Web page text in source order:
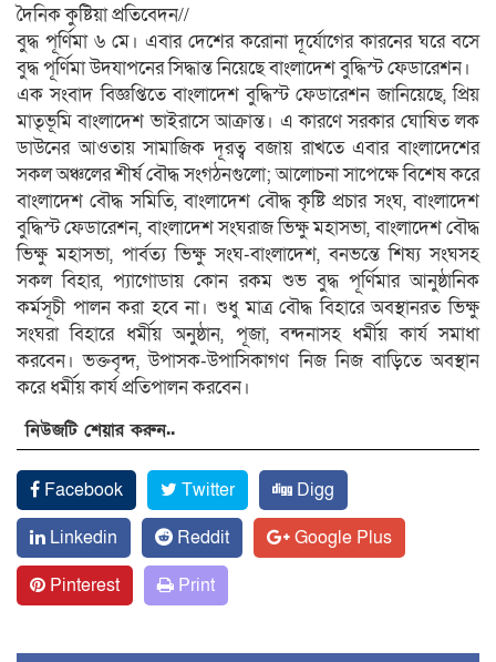
দৈনিক কুষ্টিয়া প্রতিবেদন//
বুদ্ধ পূর্ণিমা ৬ মে। এবার দেশের করোনা দূর্যোগের কারনের ঘরে বসে
বুদ্ধ পূর্ণিমা উদযাপনের ‍সিদ্ধান্ত নিয়েছে বাংলাদেশ বুদ্ধিস্ট ফেডারেশন।
এক সংবাদ বিজ্ঞপ্তিতে বাংলাদেশ বুদ্ধিস্ট ফেডারেশন জানিয়েছে, প্রিয়
মাতৃভূমি বাংলাদেশ ভাইরাসে আক্রান্ত। এ কারণে সরকার ঘোষিত লক
ডাউনের আওতায় সামাজিক দূরত্ব বজায় রাখতে এবার বাংলাদেশের
সকল অঞ্চলের শীর্ষ বৌদ্ধ সংগঠনগুলো; আলোচনা সাপেক্ষে বিশেষ করে
বাংলাদেশ বৌদ্ধ সমিতি, বাংলাদেশ বৌদ্ধ কৃষ্টি প্রচার সংঘ, বাংলাদেশ
বুদ্ধিস্ট ফেডারেশন, বাংলাদেশ সংঘরাজ ভিক্ষু মহাসভা, বাংলাদেশ বৌদ্ধ
ভিক্ষু মহাসভা, পার্বত্য ভিক্ষু সংঘ-বাংলাদেশ, বনভন্তে শিষ্য সংঘসহ
সকল বিহার, প্যাগোডায় কোন রকম শুভ বুদ্ধ পূর্ণিমার আনুষ্ঠানিক
কর্মসূচী পালন করা হবে না। শুধু মাত্র বৌদ্ধ বিহারে অবস্থানরত ভিক্ষু
সংঘরা বিহারে ধর্মীয় অনুষ্ঠান, পূজা, বন্দনাসহ ধর্মীয় কার্য সমাধা
করবেন। ভক্তবৃন্দ, উপাসক-উপাসিকাগণ নিজ নিজ বাড়িতে অবস্থান
করে ধর্মীয় কার্য প্রতিপালন করবেন।
নিউজটি শেয়ার করুন..
Facebook Twitter
Digg
Linkedin
Reddit
Google Plus
Pinterest
Print